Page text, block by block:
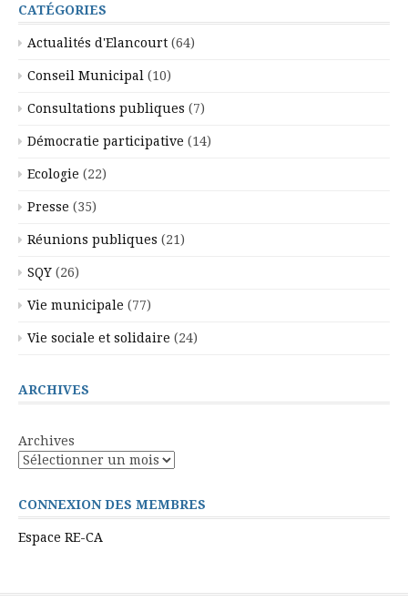
CATÉGORIES
Actualités d'Elancourt (64)
Conseil Municipal (10)
Consultations publiques (7)
Démocratie participative (14)
Ecologie (22)
Presse (35)
Réunions publiques (21)
SQY (26)
Vie municipale (77)
Vie sociale et solidaire (24)
ARCHIVES
Archives
CONNEXION DES MEMBRES
Espace RE-CA